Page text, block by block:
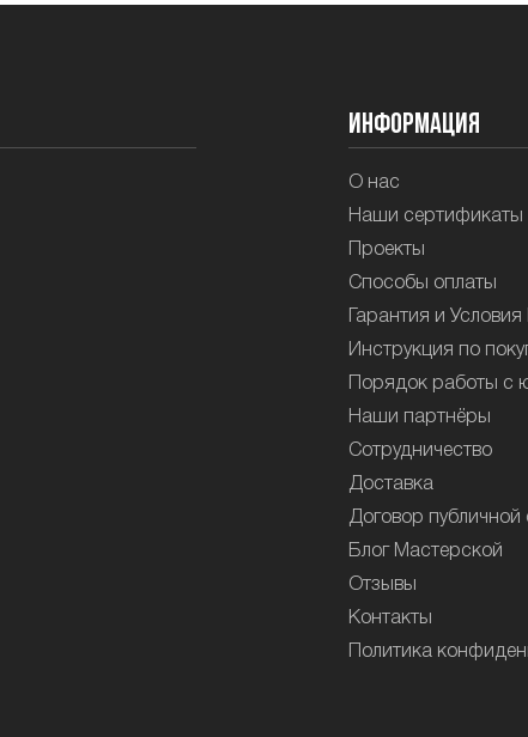
Информация
О нас
Наши сертификаты
Проекты
Способы оплаты
Гарантия и
Инструкция по
Порядок работы с
Наши партнёры
Сотрудничество
Доставка
Договор публичной
Блог Мастерской
Отзывы
Контакты
Политика